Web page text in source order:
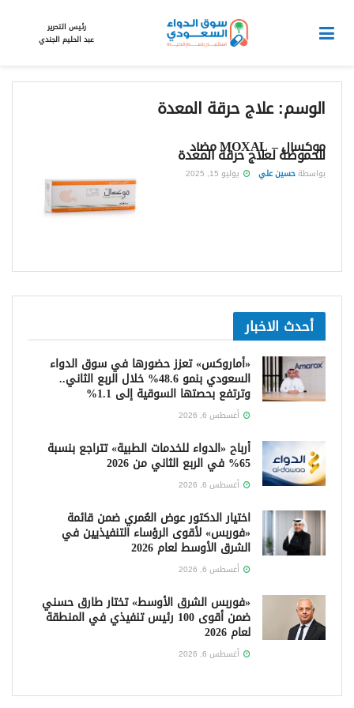
رئيس التحرير
عبد الحليم الجندي
الوسم:علاج حرقة المعدة
موكسال – MOXAL مضاد
للحموضة لعلاج حرقة المعدة
بواسطةحسين علي يوليو 15, 2025
أحدث الاخبار
«أماروكس» تعزز حضورها في سوق الدواء
السعودي بنمو 48.6% خلال الربع الثاني..
وترتفع بحصتها السوقية إلى 1.1%
أغسطس 6, 2026
أرباح «الدواء للخدمات الطبية» تتراجع بنسبة
65% في الربع الثاني من 2026
أغسطس 6, 2026
اختيار الدكتور عوض العُمري ضمن قائمة
«فوربس» لأقوى الرؤساء التنفيذيين في
الشرق الأوسط لعام 2026
أغسطس 6, 2026
«فوربس الشرق الأوسط» تختار طارق حسني
ضمن أقوى 100 رئيس تنفيذي في المنطقة
لعام 2026
أغسطس 6, 2026